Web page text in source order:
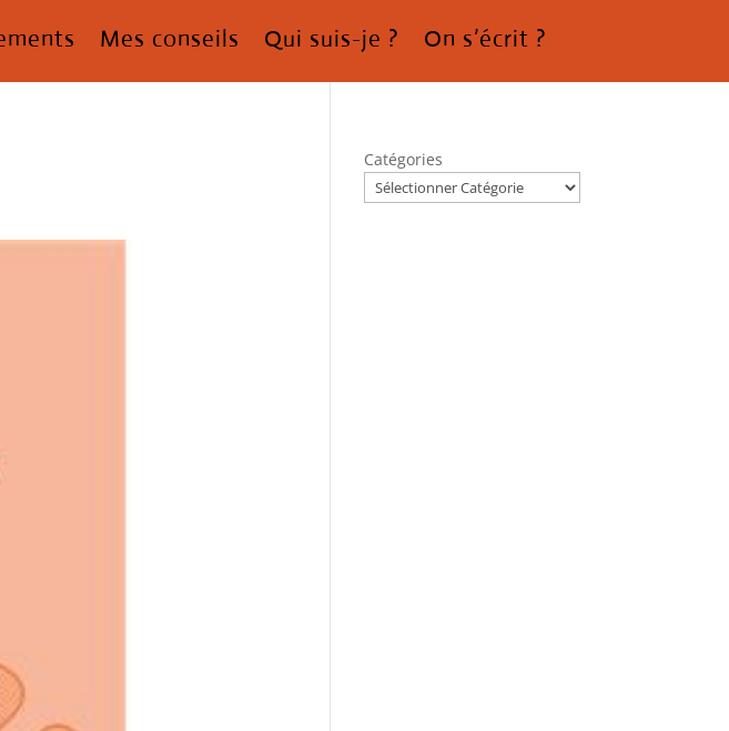
Mes conseils Qui suis-je ? On s’écrit ?
Catégories